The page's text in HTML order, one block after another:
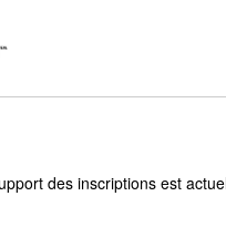
des inscriptions est